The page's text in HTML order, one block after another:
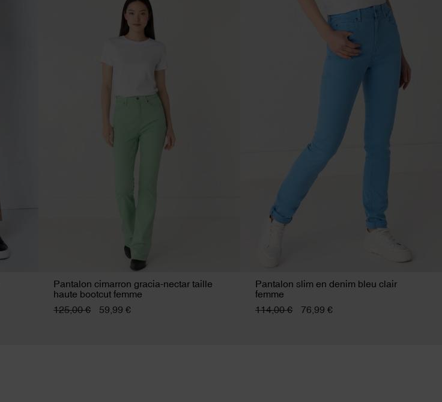
Pantalon cimarron gracia-nectar taille
haute bootcut femme
125,00 €
59,99 €
Pantalon slim en denim bleu clair
femme
114,00 €
76,99 €